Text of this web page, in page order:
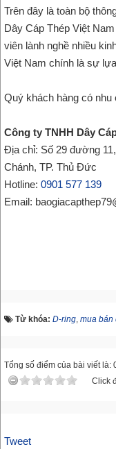
Trên đây là toàn bộ
Dây Cáp Thép Việt
viên lành nghề nhiều
Việt Nam chính là sự
Quý khách hàng có nhu
Công ty TNHH Dây
Địa chỉ: Số 29 đường
Chánh, TP. Thủ Đức
Hotline: 0901 577 139
Email:
Từ khóa: D-ring mua bán
Tổng số điểm của bài viết là:
Click
Tweet